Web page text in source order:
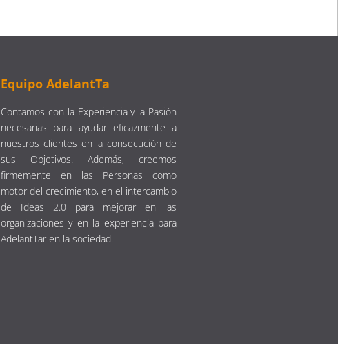
Equipo AdelantTa
Contamos con la Experiencia y la Pasión
necesarias para ayudar eficazmente a
nuestros clientes en la consecución de
sus Objetivos. Además, creemos
firmemente en las Personas como
motor del crecimiento, en el intercambio
de Ideas 2.0 para mejorar en las
organizaciones y en la experiencia para
AdelantTar en la sociedad.